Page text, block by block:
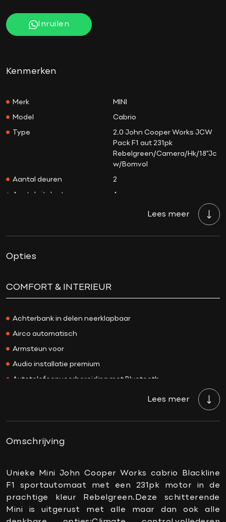
Inruilen
Kenmerken
Merk MINI
Model Cabrio
Type
2.0 John Cooper Works JCW
Pack F1 aut 231pk
Rebelgreen/Camera/Hk/18"Jc
w/Bomvol
Aantal deuren 2
Aantal zitplaatsen 4
Aantal versnellingen
Brandstof
Kleur Rebelgreen
Interieurkleur
Acceleratie 0-100
Bekleding
BTW/Marge Marge
Vermogen 231 PK
Topsnelheid
Onderhoudsboekje
aanwezig?
Ja, dealeronderhouden
Gemiddeld verbruik 7.2 L/100KM
Lees meer
Opties
COMFORT & INTERIEUR
Achterbank in delen neerklapbaar
Airco automatisch
Armsteun voor
Audio installatie premium
Autotelefoonvoorbereiding met Bluetooth
Boordcomputer
DAB-ontvanger
Elektrische ramen voor
Keyless start
Lederen stuurwiel
Lees meer
Omschrijving
Unieke Mini John Cooper Works cabrio Blackline
F1 sportautomaat met een 231pk motor in de
prachtige kleur Rebelgreen.Deze schitterende
Mini is uitgerust met alle maar dan ook alle